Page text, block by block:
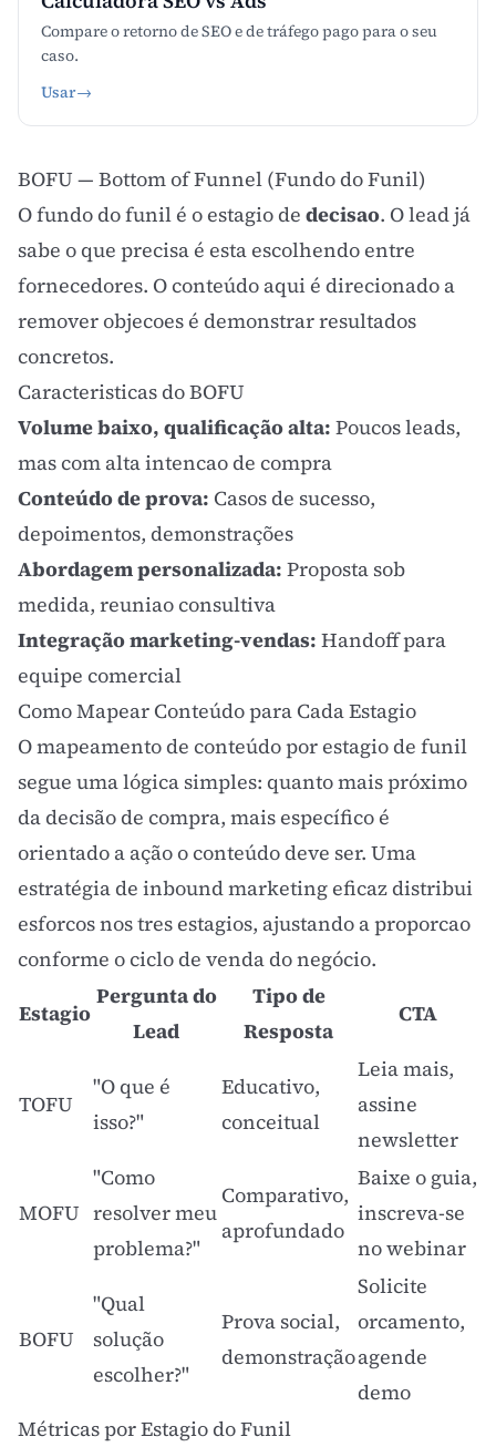
Compare o retorno de SEO e de tráfego pago para o seu
caso.
Usar→
BOFU — Bottom of Funnel (Fundo do Funil)
O fundo do funil é o estagio de decisao. O lead já
sabe o que precisa é esta escolhendo entre
fornecedores. O conteúdo aqui é direcionado a
remover objecoes é demonstrar resultados
concretos.
Caracteristicas do BOFU
Volume baixo, qualificação alta: Poucos leads,
mas com alta intencao de compra
Conteúdo de prova: Casos de sucesso,
depoimentos, demonstrações
Abordagem personalizada: Proposta sob
medida, reuniao consultiva
Integração marketing-vendas: Handoff para
equipe comercial
Como Mapear Conteúdo para Cada Estagio
O mapeamento de conteúdo por estagio de funil
segue uma lógica simples: quanto mais próximo
da decisão de compra, mais específico é
orientado a ação o conteúdo deve ser. Uma
estratégia de inbound marketingeficaz distribui
esforcos nos tres estagios, ajustando a proporcao
conforme o ciclo de venda do negócio.
Estagio
Pergunta do
Lead
Tipo de
Resposta
CTA
TOFU
"O que é
isso?"
Educativo,
conceitual
Leia mais,
assine
newsletter
MOFU
"Como
resolver meu
problema?"
Comparativo,
aprofundado
Baixe o guia,
inscreva-se
no webinar
BOFU
"Qual
solução
escolher?"
Prova social,
demonstração
Solicite
orcamento,
agende
demo
Métricas por Estagio do Funil